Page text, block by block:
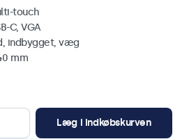
touch
C, VGA
indbygget, væg
mm
Læg i indkøbskurven